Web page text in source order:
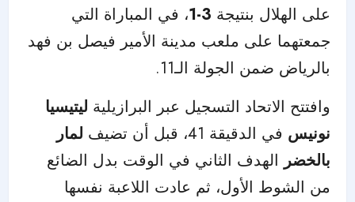
على الهلال بنتيجة 3-1
، في المباراة التي
جمعتهما على ملعب مدينة الأمير فيصل بن فهد
بالرياض ضمن الجولة الـ11.
وافتتح الاتحاد التسجيل عبر البرازيلية ليتيسيا
نونيس في الدقيقة 41، قبل أن تضيف
لمار
بالخضر الهدف الثاني في الوقت بدل الضائع
من الشوط الأول، ثم عادت اللاعبة نفسها